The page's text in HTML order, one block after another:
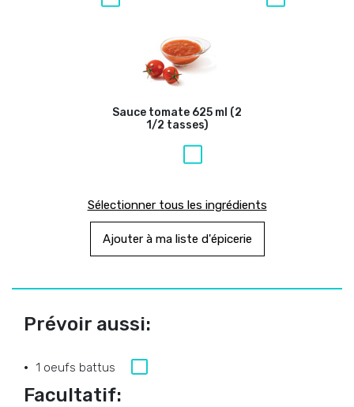
Sauce tomate 625 ml (2
1/2 tasses)
Sélectionner tous les ingrédients
Ajouter à ma liste d'épicerie
Prévoir aussi:
1 oeufs battus
Facultatif: